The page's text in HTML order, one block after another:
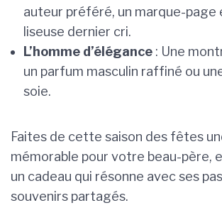
auteur préféré, un marque-page
liseuse dernier cri.
L’homme d’élégance : Une
un parfum masculin raffiné ou
soie.
Faites de cette saison des fêtes
mémorable pour votre beau-père,
un cadeau qui résonne avec ses
souvenirs partagés.